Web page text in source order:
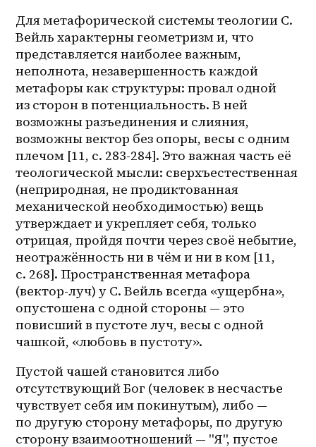
Для метафорической системы теологии С.
Вейль характерны геометризм и, что
представляется наиболее важным,
неполнота, незавершенность каждой
метафоры как структуры: провал одной
из сторон в потенциальность. В ней
возможны разъединения и слияния,
возможны вектор без опоры, весы с одним
плечом [11, с. 283-284]. Это важная часть её
теологической мысли: сверхъестественная
(неприродная, не продиктованная
механической необходимостью) вещь
утверждает и укрепляет себя, только
отрицая, пройдя почти через своё небытие,
неотражённость ни в чём и ни в ком [11,
с. 268]. Пространственная метафора
(вектор-луч) у С. Вейль всегда «ущербна»,
опустошена с одной стороны — это
повисший в пустоте луч, весы с одной
чашкой, «любовь в пустоту».
Пустой чашей становится либо
отсутствующий Бог (человек в несчастье
чувствует себя им покинутым), либо —
по другую сторону метафоры, по другую
сторону взаимоотношений — "Я", пустое